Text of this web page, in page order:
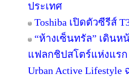
ประเทศ
Toshiba เปิดตัวซีรีส์
“ห้างเซ็นทรัล” เดิน
แฟลกชิปสโตร์แห่งแร
Urban Active